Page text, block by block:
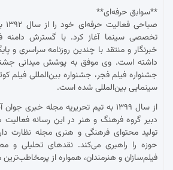
**سوابق حرفه‌ای**
تخصصی سینما آغاز کرد. با گسترش دامنه
خبرنگار و منتقد با چندین روزنامه سراسری و
داشته است. وی موفق به پوشش میدانی
جشنواره فیلم فجر، جشنواره بین‌المللی فیلم
سینمایی بین‌المللی شده است.
از سال ۱۳۹۹ به تیم تحریریه مجله خبری
دبیر گروه فرهنگ و هنر در این رسانه
تولید محتوای فرهنگی و هنری مجله نظارت
حوزه را راهبری می‌کند. نقدهای تحلیلی و
فیلم‌سازان و هنرمندان، همواره از